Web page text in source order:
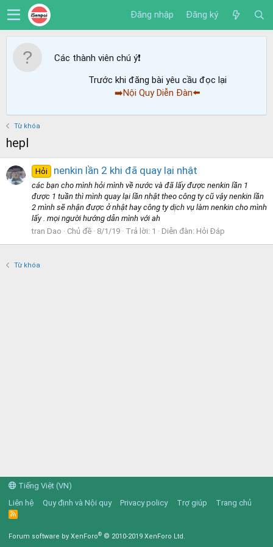
Đăng nhập Đăng ký
Các thành viên chú ý❗️
Trước khi đăng bài yêu cầu đọc lại
➡️Nội Quy Diễn Đàn⬅️
Từ khóa
hepl
Hỏi nenkin lần 2 khi đã quay lại nhật
các bạn cho mình hỏi mình về nước và đã lấy được nenkin lần 1
được 1 tuần thì mình quay lại lần nhật theo công ty cũ vậy nenkin lần
2 mình sẽ nhận được ở nhật hay công ty dịch vụ làm nenkin cho mình
lấy . mọi người hướng dẫn mình với ah
tran Dao
Chủ đề 8/1/19 Trả lời: 1 Diễn đàn: Hỏi Đáp
Từ khóa
Tiếng Việt (VN)
Liên hệ
Quy định và Nội quy Privacy policy Trợ giúp Trang chủ
R
S
Forum software by XenForo® © 2010-2019 XenForo Ltd.